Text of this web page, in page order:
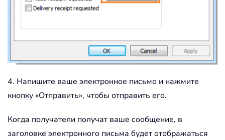
4. Напишите ваше электронное письмо и нажмите
кнопку «Отправить», чтобы отправить его.
Когда получатели получат ваше сообщение, в
заголовке электронного письма будет отображаться